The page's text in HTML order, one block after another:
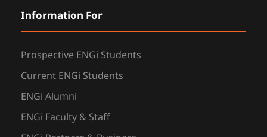
Information For
Prospective ENGi Students
Current ENGi Students
ENGi Alumni
ENGi Faculty & Staff